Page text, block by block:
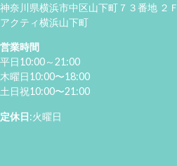
神奈川県横浜市中区山下町７３番地 ２Ｆ
アクティ横浜山下町
営業時間
平日10:00～21:00
木曜日10:00〜18:00
土日祝10:00〜21:00
定休日:火曜日